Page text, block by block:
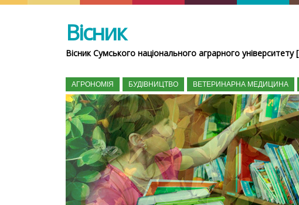
Вісник
Вісник Сумського національного аграрного
АГРОНОМІЯ БУДІВНИЦТВО ВЕТЕРИНАРНА МЕДИЦИНА